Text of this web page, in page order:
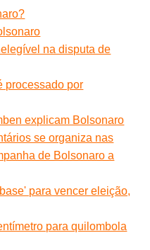
na disputa de
processado por
explicam Bolsonaro
se organiza nas
de Bolsonaro a
para vencer eleição,
para quilombola